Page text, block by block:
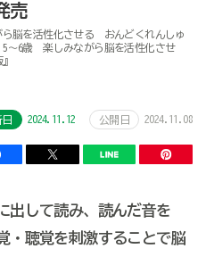
売
脳を活性化させる おんどくれんしゅ
6歳 楽しみながら脳を活性化させ
日 2024.11.12 公開日 2024.11.08
出して読み、読んだ音を
・聴覚を刺激することで脳